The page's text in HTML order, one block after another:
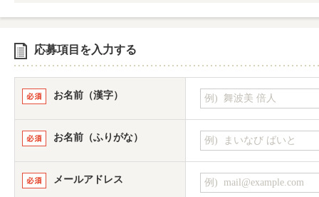
応募項目を入力する
お名前（漢字）
お名前（ふりがな）
メールアドレス